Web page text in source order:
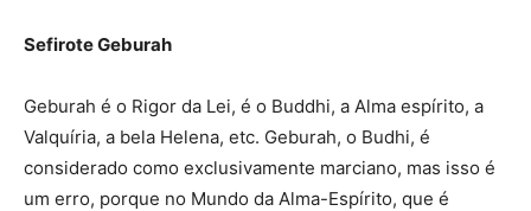
Sefirote Geburah
Geburah é o Rigor da Lei, é o Buddhi, a Alma espírito, a
Valquíria, a bela Helena, etc. Geburah, o Budhi, é
considerado como exclusivamente marciano, mas isso é
um erro, porque no Mundo da Alma-Espírito, que é